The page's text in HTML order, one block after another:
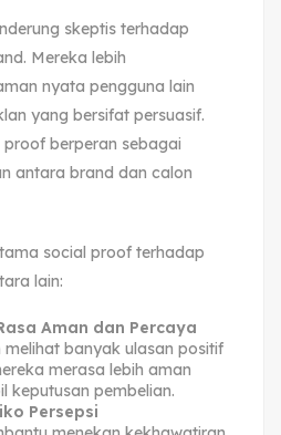
skeptis terhadap
Mereka lebih
nyata pengguna lain
yang bersifat persuasif.
berperan sebagai
antara brand dan calon
social proof terhadap
lain:
Aman dan Percaya
melihat banyak ulasan positif
merasa lebih aman
keputusan pembelian.
Persepsi